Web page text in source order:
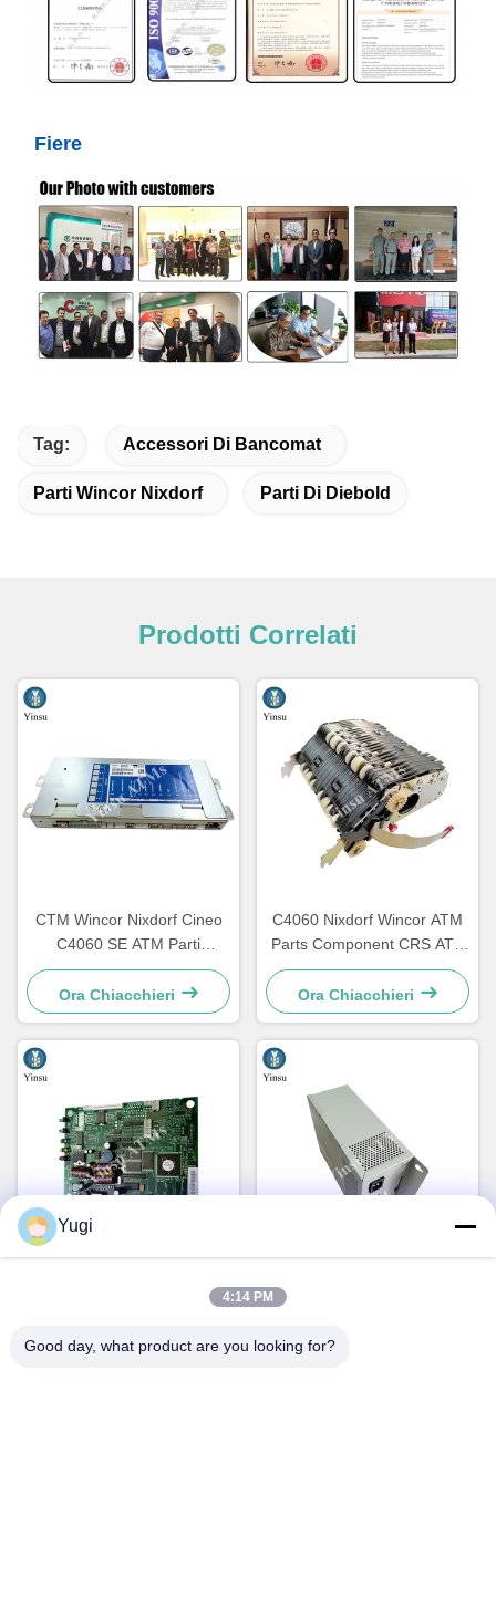
Fiere
Tag: Accessori Di Bancomat
Parti Wincor Nixdorf Parti Di Diebold
Prodotti Correlati
CTM Wincor Nixdorf Cineo
C4060 SE ATM Parti
elettronica speciale
1750147868
Ora Chiacchieri
C4060 Nixdorf Wincor ATM
Parts Component CRS ATS
Centralization Unit AU
Module 1750134478
Ora Chiacchieri
Parts TP07 Receiver Printer
01750063547
Ora Chiacchieri
ATM Machine Power Supply
1750069162
Ora Chiacchieri
Yugi
4:14 PM
Good day, what product are you looking for?